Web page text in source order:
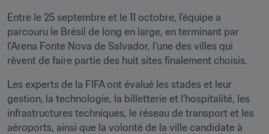
Entre le 25 septembre et le 11 octobre, l’équipe a
parcouru le Brésil de long en large, en terminant par
l’Arena Fonte Nova de Salvador, l’une des villes qui
rêvent de faire partie des huit sites finalement choisis.
Les experts de la FIFA ont évalué les stades et leur
gestion, la technologie, la billetterie et l’hospitalité, les
infrastructures techniques, le réseau de transport et les
aéroports, ainsi que la volonté de la ville candidate à